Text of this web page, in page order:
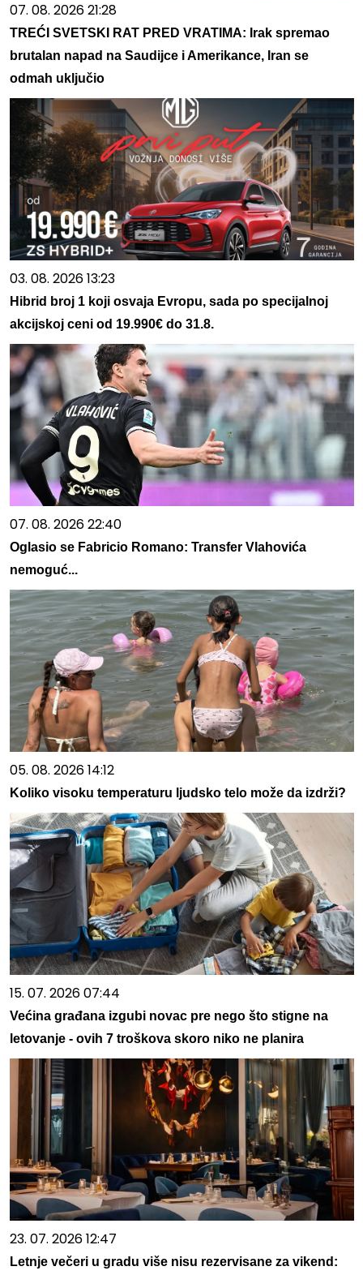
07. 08. 2026 21:28
TREĆI SVETSKI RAT PRED VRATIMA: Irak spremao
brutalan napad na Saudijce i Amerikance, Iran se
odmah uključio
03. 08. 2026 13:23
Hibrid broj 1 koji osvaja Evropu, sada po specijalnoj
akcijskoj ceni od 19.990€ do 31.8.
07. 08. 2026 22:40
Oglasio se Fabricio Romano: Transfer Vlahovića
nemoguć...
05. 08. 2026 14:12
Koliko visoku temperaturu ljudsko telo može da izdrži?
15. 07. 2026 07:44
Većina građana izgubi novac pre nego što stigne na
letovanje - ovih 7 troškova skoro niko ne planira
23. 07. 2026 12:47
Letnje večeri u gradu više nisu rezervisane za vikend: